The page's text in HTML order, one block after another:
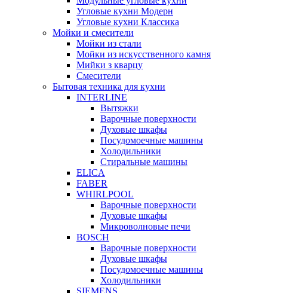
Угловые кухни Модерн
Угловые кухни Классика
Мойки и смесители
Мойки из стали
Мойки из искусственного камня
Мийки з кварцу
Смесители
Бытовая техника для кухни
INTERLINE
Вытяжки
Варочные поверхности
Духовые шкафы
Посудомоечные машины
Холодильники
Стиральные машины
ELICA
FABER
WHIRLPOOL
Варочные поверхности
Духовые шкафы
Микроволновые печи
BOSCH
Варочные поверхности
Духовые шкафы
Посудомоечные машины
Холодильники
SIEMENS